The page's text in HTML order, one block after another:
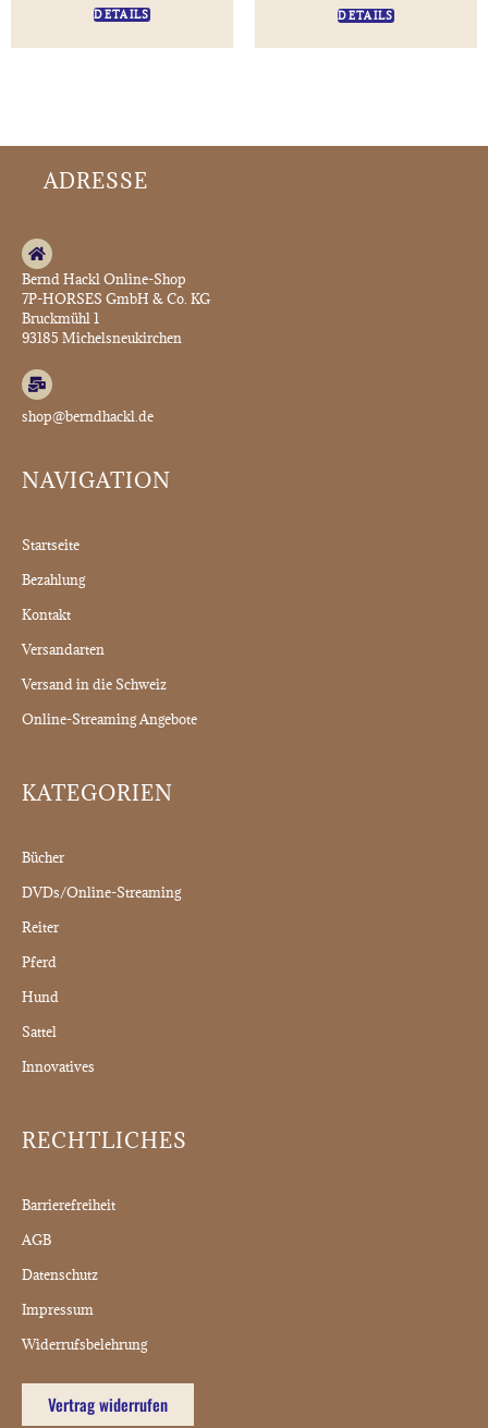
DETAILS DETAILS
ADRESSE
Bernd Hackl Online-Shop
7P-HORSES GmbH & Co. KG
Bruckmühl 1
93185 Michelsneukirchen
shop@berndhackl.de
NAVIGATION
Startseite
Bezahlung
Kontakt
Versandarten
Versand in die Schweiz
Online-Streaming Angebote
KATEGORIEN
Bücher
DVDs/Online-Streaming
Reiter
Pferd
Hund
Sattel
Innovatives
RECHTLICHES
Barrierefreiheit
AGB
Datenschutz
Impressum
Widerrufsbelehrung
Vertrag widerrufen